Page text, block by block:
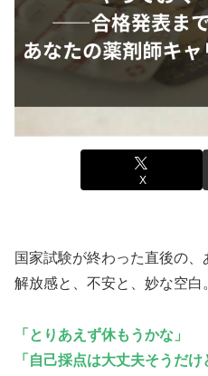
X
国家試験が終わった直後の、
解放感と、不安と、妙な空白
「とりあえず休もうかな」
「自己採点は大丈夫そうだ